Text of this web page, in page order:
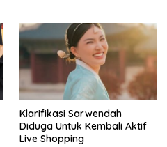
Klarifikasi Sarwendah
Diduga Untuk Kembali Aktif
Live Shopping